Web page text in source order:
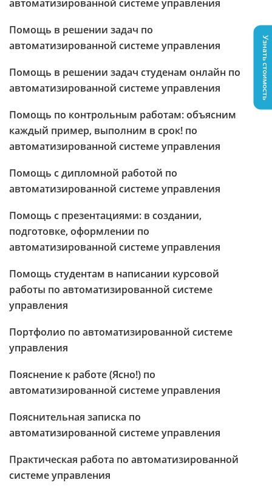
автоматизированной системе управления
Помощь в решении задач по
автоматизированной системе управления
Помощь в решении задач студенам онлайн по
автоматизированной системе управления
Помощь по контрольным работам: объясним
каждый пример, выполним в срок! по
автоматизированной системе управления
Помощь с дипломной работой по
автоматизированной системе управления
Помощь с презентациями: в создании,
подготовке, оформлении по
автоматизированной системе управления
Помощь студентам в написании курсовой
работы по автоматизированной системе
управления
Портфолио по автоматизированной системе
управления
Пояснение к работе (Ясно!) по
автоматизированной системе управления
Пояснительная записка по
автоматизированной системе управления
Практическая работа по автоматизированной
системе управления
Узнать стоимость